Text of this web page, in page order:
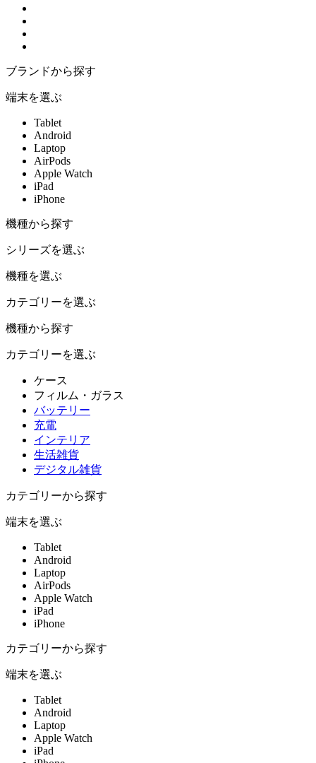
ブランドから探す
端末を選ぶ
Tablet
Android
Laptop
AirPods
Apple Watch
iPad
iPhone
機種から探す
シリーズを選ぶ
機種を選ぶ
カテゴリーを選ぶ
機種から探す
カテゴリーを選ぶ
ケース
フィルム・ガラス
バッテリー
充電
インテリア
生活雑貨
デジタル雑貨
カテゴリーから探す
端末を選ぶ
Tablet
Android
Laptop
AirPods
Apple Watch
iPad
iPhone
カテゴリーから探す
端末を選ぶ
Tablet
Android
Laptop
Apple Watch
iPad